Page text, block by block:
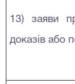
13) заяви
доказів або